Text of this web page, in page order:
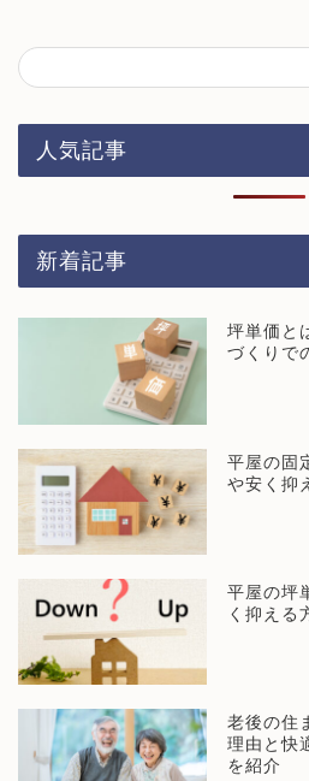
人気記事
新着記事
坪単価と
づくりで
平屋の固
や安く抑
平屋の坪
く抑える
老後の住
理由と快
を紹介